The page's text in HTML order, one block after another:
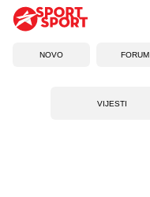
NOVO FORUM
VIJESTI